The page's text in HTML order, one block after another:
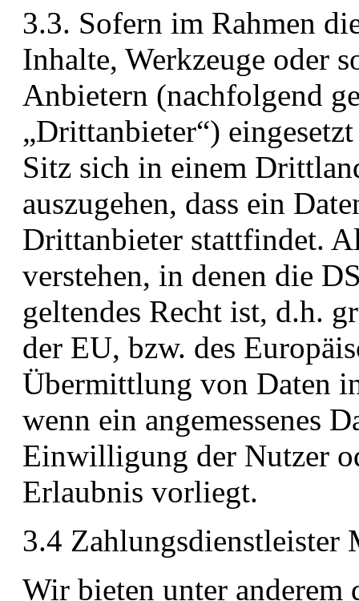
3.3. Sofern im Rahmen
Inhalte, Werkzeuge oder
Anbietern (nachfolgend
„Drittanbieter“)
Sitz sich in einem
auszugehen, dass ein
Drittanbieter stattfindet.
verstehen, in denen die
geltendes Recht ist, d.h.
der EU, bzw. des
Übermittlung von Daten
wenn ein angemessenes
Einwilligung der Nutzer
Erlaubnis vorliegt.
3.4 Zahlungsdienstleister
Wir bieten unter